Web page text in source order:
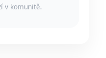
v komunitě.